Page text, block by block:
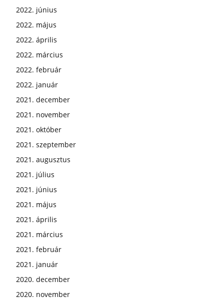
2022. június
2022. május
2022. április
2022. március
2022. február
2022. január
2021. december
2021. november
2021. október
2021. szeptember
2021. augusztus
2021. július
2021. június
2021. május
2021. április
2021. március
2021. február
2021. január
2020. december
2020. november